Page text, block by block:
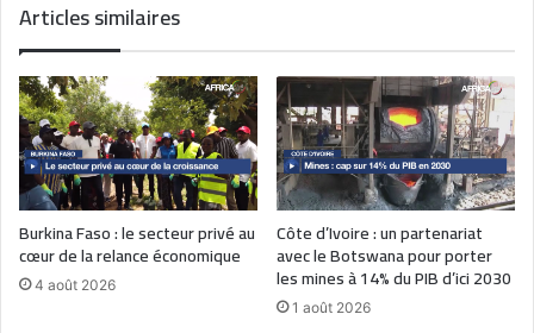
Articles similaires
Burkina Faso : le secteur privé au
cœur de la relance économique
4 août 2026
Côte d’Ivoire : un partenariat
avec le Botswana pour porter
les mines à 14% du PIB d’ici 2030
1 août 2026